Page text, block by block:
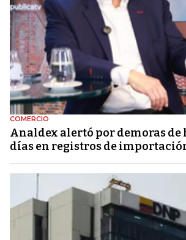
COMERCIO
Analdex alertó por demoras de
días en registros de